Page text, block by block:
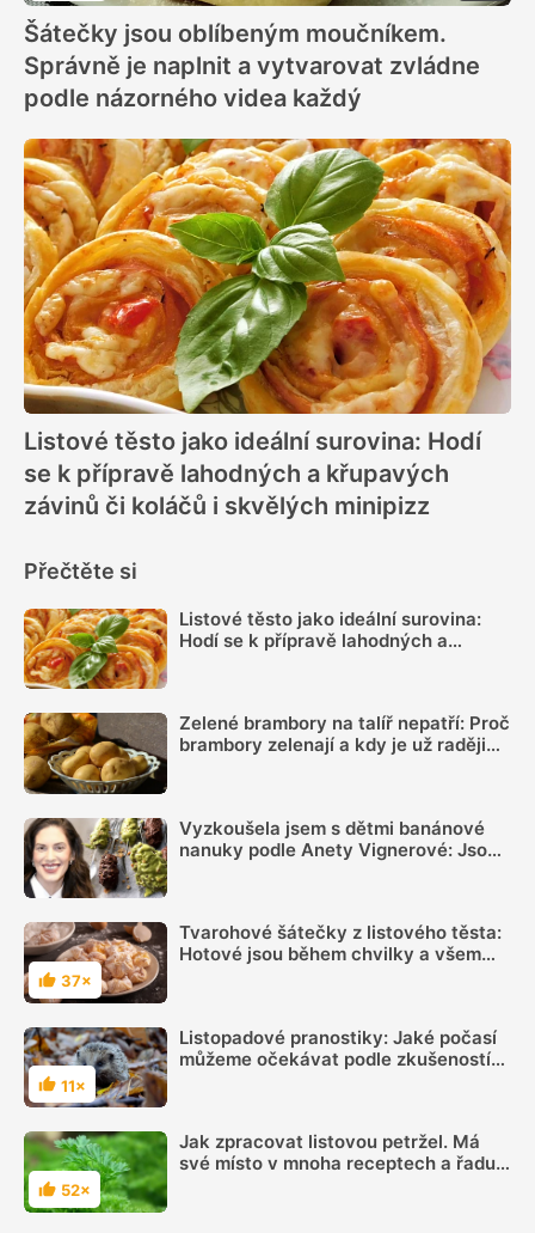
Šátečky jsou oblíbeným moučníkem.
Správně je naplnit a vytvarovat zvládne
podle názorného videa každý
Listové těsto jako ideální surovina: Hodí
se k přípravě lahodných a křupavých
závinů či koláčů i skvělých minipizz
Přečtěte si
Listové těsto jako ideální surovina:
Hodí se k přípravě lahodných a
Zelené brambory na talíř nepatří: Proč
brambory zelenají a kdy je už raději
Vyzkoušela jsem s dětmi banánové
nanuky podle Anety Vignerové: Jsou
Hodnocení
37×
Tvarohové šátečky z listového těsta:
Hotové jsou během chvilky a všem
Hodnocení
11×
Listopadové pranostiky: Jaké počasí
můžeme očekávat podle zkušeností
Hodnocení
52×
Jak zpracovat listovou petržel. Má
své místo v mnoha receptech a řadu